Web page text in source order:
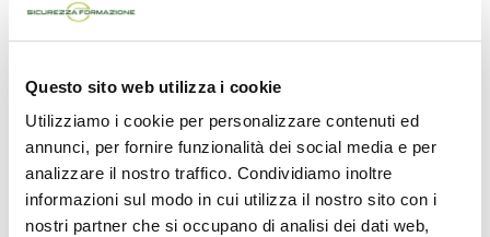
Questo sito web utilizza i cookie
Utilizziamo i cookie per personalizzare contenuti ed
annunci, per fornire funzionalità dei social media e per
analizzare il nostro traffico. Condividiamo inoltre
informazioni sul modo in cui utilizza il nostro sito con i
nostri partner che si occupano di analisi dei dati web,
biologici
Campionamento per la rilevazione di sostanze nocive
commentosu
Campionamento
agenti
biologici
L’esposizione ad agenti biologici (microrganismi, colture
cellulari ed endoparassiti umani) può provocare patologie